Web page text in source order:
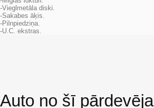
-Vieglmetāla diski.
-Sakabes āķis.
-Pilnpiedziņa.
-U.C. ekstras.
Auto no šī pārdevēja